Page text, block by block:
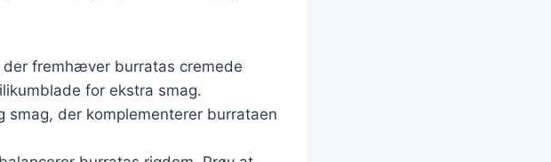
der fremhæver burratas cremede
for ekstra smag.
smag, der komplementerer burrataen